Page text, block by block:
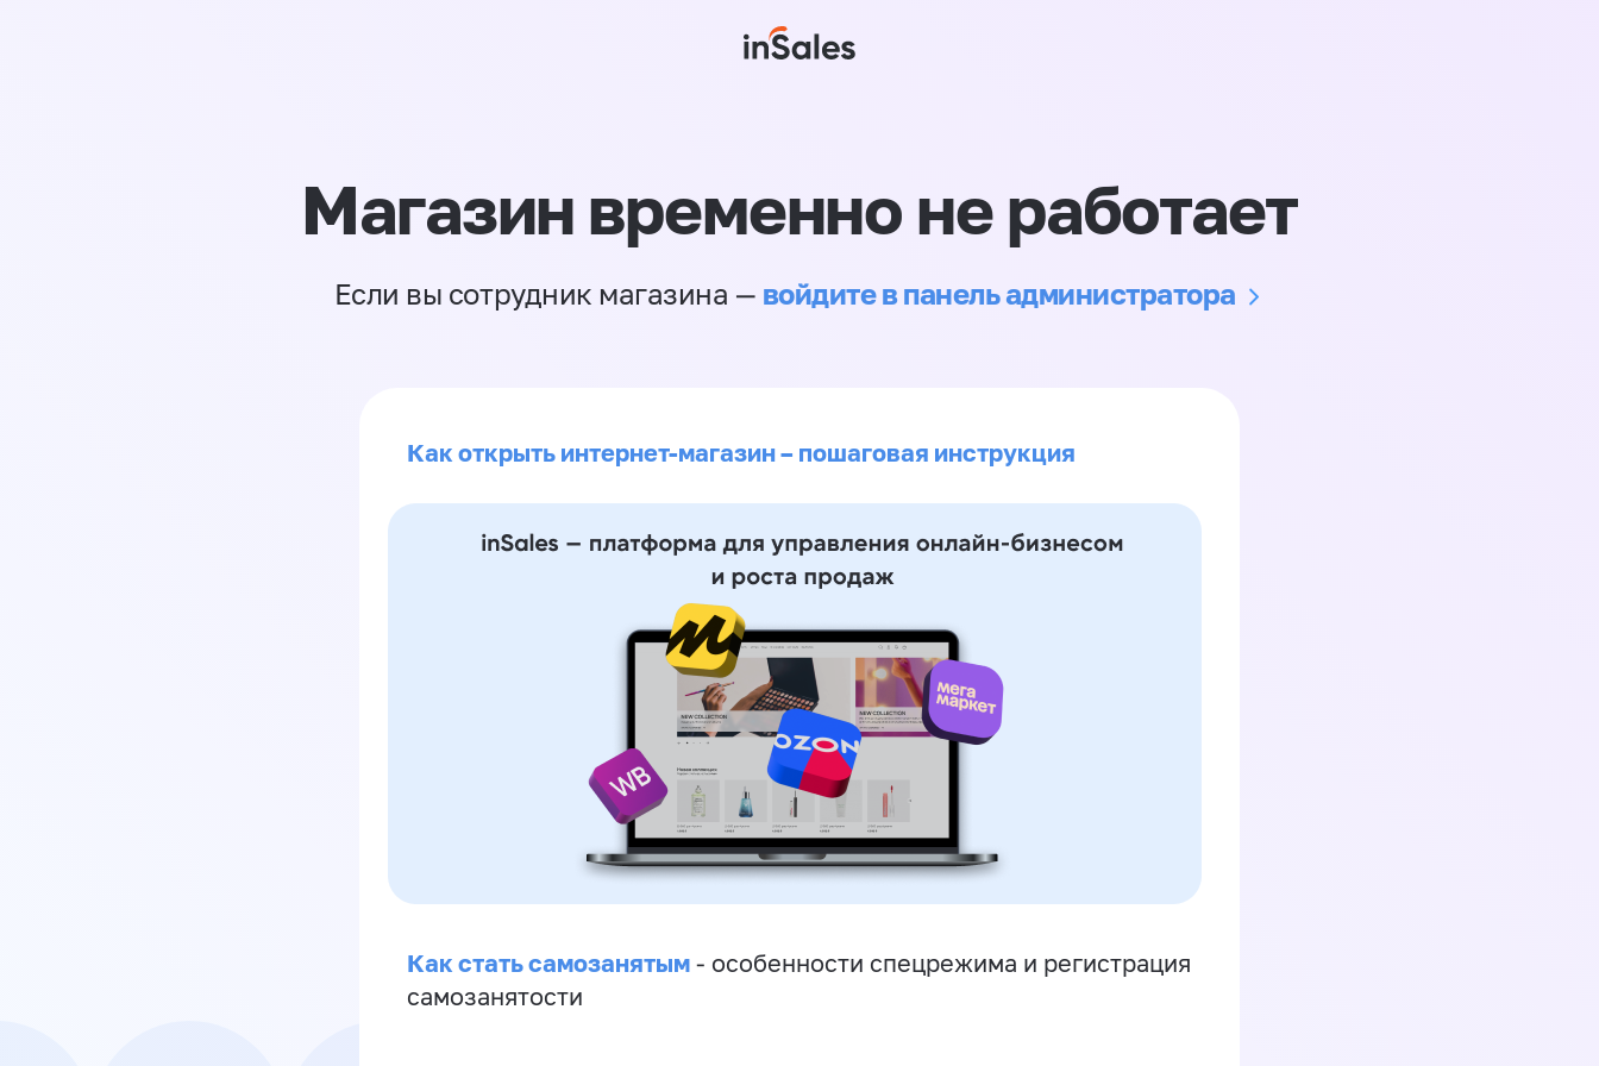
Магазин временно не работает
Если вы сотрудник магазина — войдите в панель администратора
Как открыть интернет-магазин – пошаговая инструкция
Как стать самозанятым - особенности спецрежима и регистрация
самозанятости